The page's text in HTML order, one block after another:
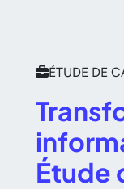
ÉTUDE DE
Étude